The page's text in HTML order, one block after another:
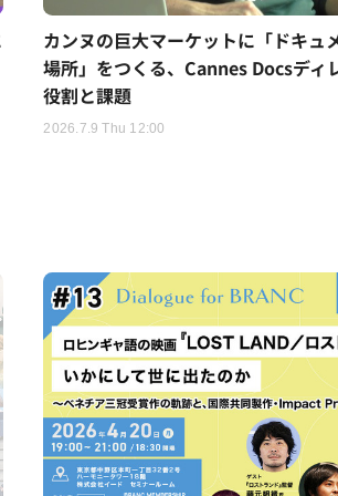
カンヌの巨大マーケットに「ドキュ
場所」をつくる、Cannes Docsディ
役割と課題
2026.7.9 Thu 12:00